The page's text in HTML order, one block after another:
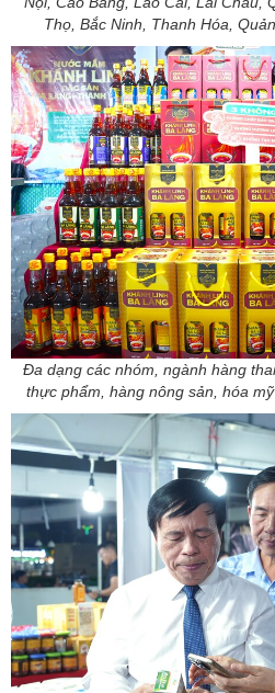
Thọ, Bắc Ninh, Thanh Hóa,
Đa dạng các nhóm, ngành hàng
thực phẩm, hàng nông sản, hóa